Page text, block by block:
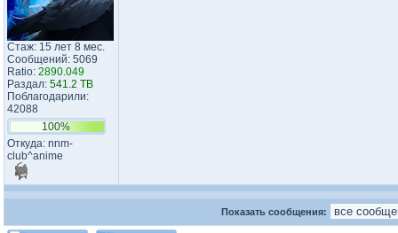
Стаж: 15 лет 8 мес.
Сообщений: 5069
Ratio: 2890.049
Раздал: 541.2 TB
Поблагодарили:
42088
100%
Откуда: nnm-
club^anime
Показать сообщения: